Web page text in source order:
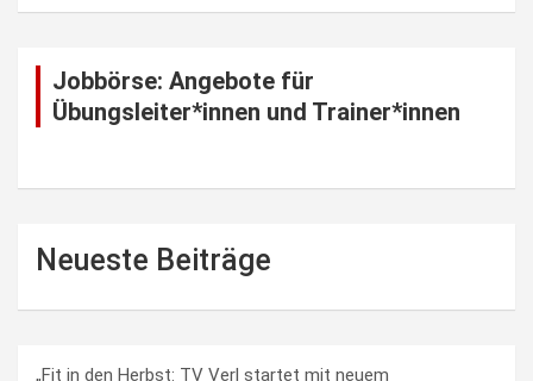
Jobbörse: Angebote für
Übungsleiter*innen und Trainer*innen
Neueste Beiträge
„Fit in den Herbst: TV Verl startet mit neuem